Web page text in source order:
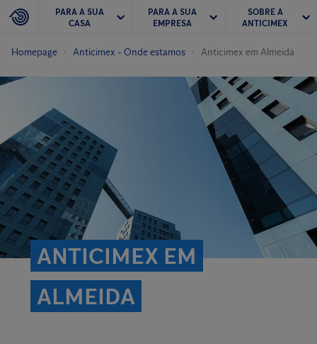
PARA A SUA
CASA
PARA A SUA
EMPRESA
SOBRE A
ANTICIMEX
Homepage Anticimex - Onde estamos Anticimex em Almeida
ANTICIMEX EM
ALMEIDA